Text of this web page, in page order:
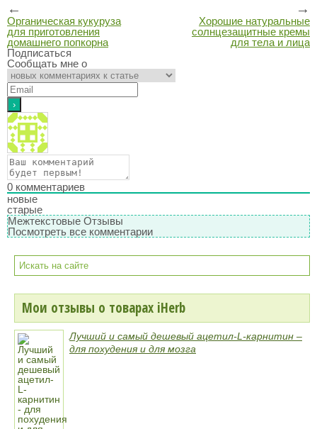
←
Органическая кукуруза
для приготовления
домашнего попкорна
→
Хорошие натуральные
солнцезащитные кремы
для тела и лица
Подписаться
Сообщать мне о
0 комментариев
новые
старые
Межтекстовые Отзывы
Посмотреть все комментарии
Мои отзывы о товарах iHerb
Лучший и самый дешевый ацетил-L-карнитин –
для похудения и для мозга